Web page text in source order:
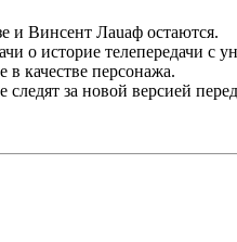
и Винсент Лаuаф остаются.
о историе телепередачи
в качестве персонажа.
за новой версией